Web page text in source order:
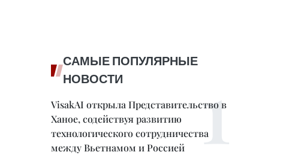
САМЫЕ ПОПУЛЯРНЫЕ
НОВОСТИ
VisakAI открыла Представительство в
Ханое, содействуя развитию
технологического сотрудничества
между Вьетнамом и Россией